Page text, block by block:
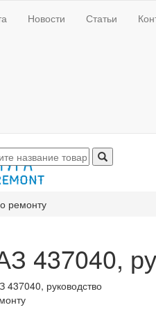
Новости Статьи
ремонту
437040,